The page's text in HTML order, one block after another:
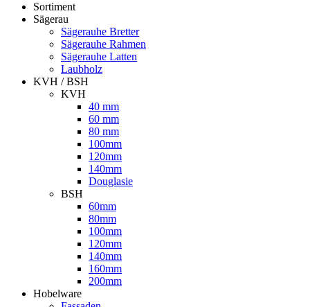
Sortiment
Sägerau
Sägerauhe Bretter
Sägerauhe Rahmen
Sägerauhe Latten
Laubholz
KVH / BSH
KVH
40 mm
60 mm
80 mm
100mm
120mm
140mm
Douglasie
BSH
60mm
80mm
100mm
120mm
140mm
160mm
200mm
Hobelware